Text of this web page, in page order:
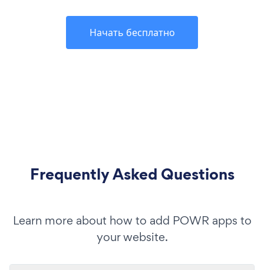
Начать бесплатно
Frequently Asked Questions
Learn more about how to add POWR apps to
your website.